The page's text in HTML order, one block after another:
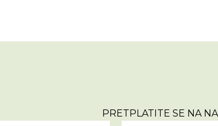
PRETPLATITE SE NA